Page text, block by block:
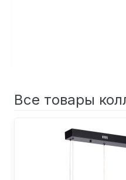
Все товары